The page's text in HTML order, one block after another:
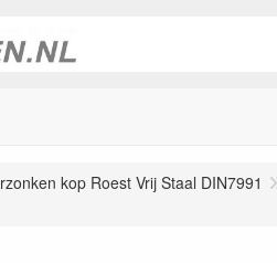
kop Roest Vrij Staal DIN7991